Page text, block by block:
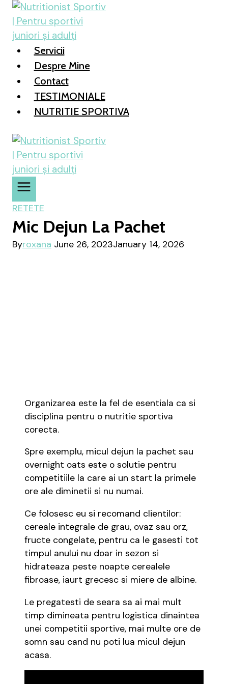
Skip
content
Servicii
Despre Mine
Contact
TESTIMONIALE
NUTRITIE SPORTIVA
RETETE
Mic Dejun La Pachet
Byroxana June 26, 2023January 14, 2026
Organizarea este la fel de esentiala ca si
disciplina pentru o nutritie sportiva
corecta.
Spre exemplu, micul dejun la pachet sau
overnight oats este o solutie pentru
competitiile la care ai un start la primele
ore ale diminetii si nu numai.
Ce folosesc eu si recomand clientilor:
cereale integrale de grau, ovaz sau orz,
fructe congelate, pentru ca le gasesti tot
timpul anului nu doar in sezon si
hidrateaza peste noapte cerealele
fibroase, iaurt grecesc si miere de albine.
Le pregatesti de seara sa ai mai mult
timp dimineata pentru logistica dinaintea
unei competitii sportive, mai multe ore de
somn sau cand nu poti lua micul dejun
acasa.